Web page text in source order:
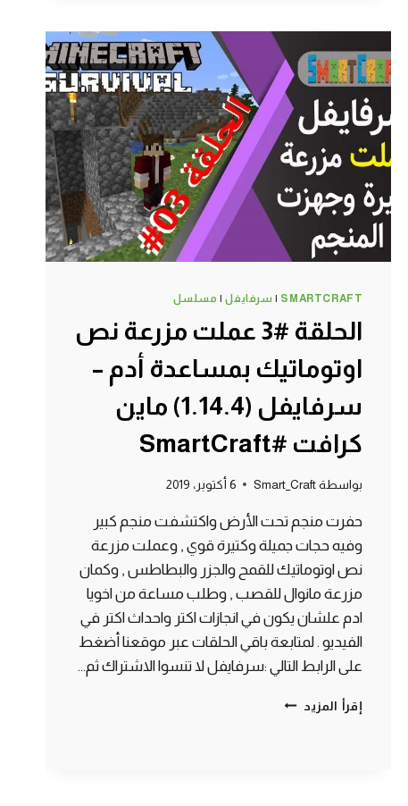
القرويين
–
سرفايفل
(1.14.4)
ماين
كرافت
#SMARTCRAFT
SMARTCRAFT
| سرفايفل| مسلسل
الحلقة #3 عملت مزرعة نص
اوتوماتيك بمساعدة أدم –
سرفايفل (1.14.4) ماين
كرافت #SmartCraft
بواسطة Smart_Craft 6 أكتوبر، 2019
حفرت منجم تحت الأرض واكتشفت منجم كبير
وفيه حجات جميلة وكتيرة قوي , وعملت مزرعة
نص اوتوماتيك للقمح والجزر والبطاطس , وكمان
مزرعة مانوال للقصب , وطلب مساعة من اخويا
ادم علشان يكون في انجازات اكتر واحداث اكتر في
الفيديو . لمتابعة باقي الحلقات عبر موقعنا أضغط
على الرابط التالي :سرفايفل لا تنسوا الاشتراك ثم…
إقرأ المزيد الحلقة